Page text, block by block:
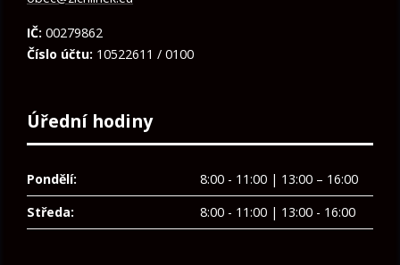
IČ: 00279862
Číslo účtu: 10522611 / 0100
Úřední hodiny
Pondělí:
8:00 - 11:00 | 13:00 – 16:00
Středa:
8:00 - 11:00 | 13:00 - 16:00